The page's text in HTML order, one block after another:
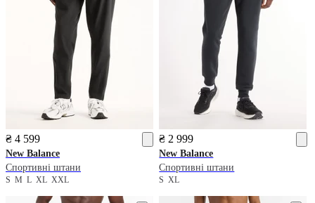
₴ 4 599
New Balance
Спортивні штани
S M L XL XXL
₴ 2 999
New Balance
Спортивні штани
SXL